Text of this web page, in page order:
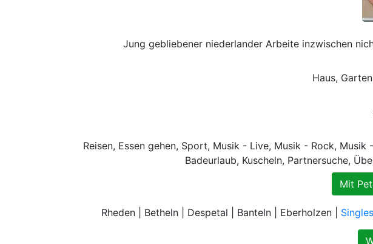
Jung gebliebener niederlander Arbeite inzwischen
Haus,
Reisen, Essen gehen, Sport, Musik - Live, Musik - Rock,
Badeurlaub, Kuscheln, Partnersuche,
Mit
Rheden | Betheln | Despetal | Banteln | Eberholzen |